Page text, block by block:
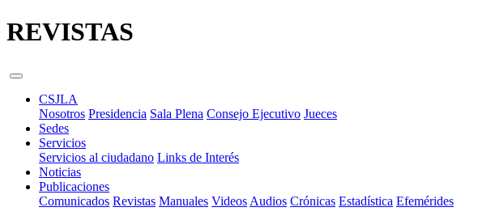
REVISTAS
CSJLA
Nosotros Presidencia Sala Plena Consejo Ejecutivo Jueces
Sedes
Servicios
Servicios al ciudadano Links de Interés
Noticias
Publicaciones
Comunicados Revistas Manuales Videos Audios Crónicas Estadística Efemérides